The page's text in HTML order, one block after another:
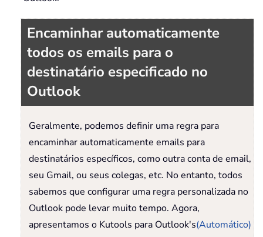
Encaminhar automaticamente
todos os emails para o
destinatário especificado no
Outlook
Geralmente, podemos definir uma regra para
encaminhar automaticamente emails para
destinatários específicos, como outra conta de email,
seu Gmail, ou seus colegas, etc. No entanto, todos
sabemos que configurar uma regra personalizada no
Outlook pode levar muito tempo. Agora,
apresentamos o Kutools para Outlook's(Automático)